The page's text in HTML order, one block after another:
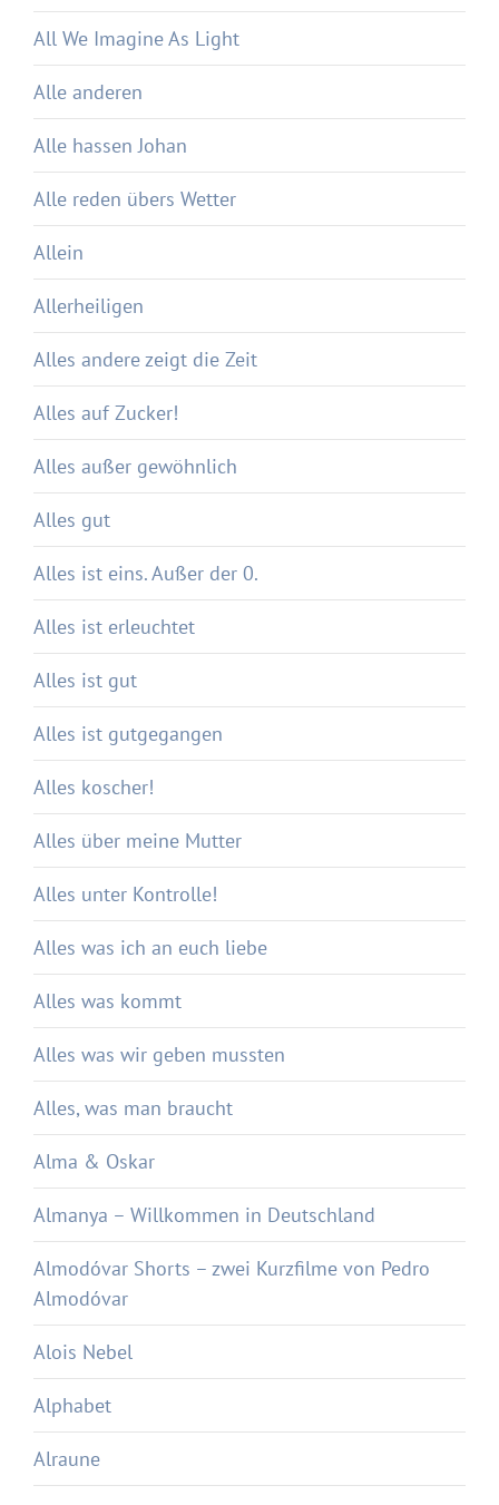
All We Imagine As Light
Alle anderen
Alle hassen Johan
Alle reden übers Wetter
Allein
Allerheiligen
Alles andere zeigt die Zeit
Alles auf Zucker!
Alles außer gewöhnlich
Alles gut
Alles ist eins. Außer der 0.
Alles ist erleuchtet
Alles ist gut
Alles ist gutgegangen
Alles koscher!
Alles über meine Mutter
Alles unter Kontrolle!
Alles was ich an euch liebe
Alles was kommt
Alles was wir geben mussten
Alles, was man braucht
Alma & Oskar
Almanya – Willkommen in Deutschland
Almodóvar Shorts – zwei Kurzfilme von Pedro
Almodóvar
Alois Nebel
Alphabet
Alraune